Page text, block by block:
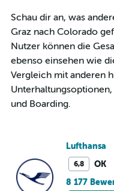
Schau dir an, was
Graz nach Colorado
Nutzer können die
ebenso einsehen wie
Vergleich mit anderen
und Boarding.
Lufthansa
6,8
OK
8 177